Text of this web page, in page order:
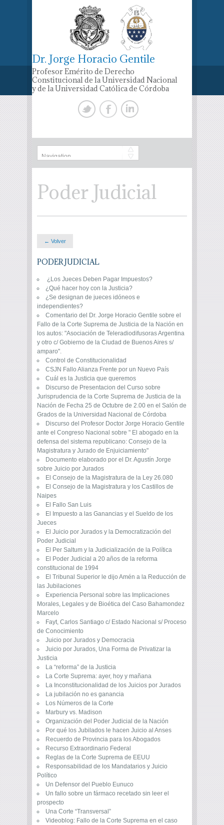
Dr. Jorge Horacio Gentile
Profesor Emérito de Derecho
Constitucional de la Universidad Nacional
y de la Universidad Católica de Córdoba
Poder Judicial
← Volver
PODER JUDICIAL
¿Los Jueces Deben Pagar Impuestos?
¿Qué hacer hoy con la Justicia?
¿Se designan de jueces idóneos e
independientes?
Comentario del Dr. Jorge Horacio Gentile sobre el
Fallo de la Corte Suprema de Justicia de la Nación en
los autos: "Asociación de Teleradiodifusoras Argentina
y otro c/ Gobierno de la Ciudad de Buenos Aires s/
amparo".
Control de Constitucionalidad
CSJN Fallo Alianza Frente por un Nuevo País
Cuál es la Justicia que queremos
Discurso de Presentacion del Curso sobre
Jurisprudencia de la Corte Suprema de Justicia de la
Nación de Fecha 25 de Octubre de 2.00 en el Salón de
Grados de la Universidad Nacional de Córdoba
Discurso del Profesor Doctor Jorge Horacio Gentile
ante el Congreso Nacional sobre " El abogado en la
defensa del sistema republicano: Consejo de la
Magistratura y Jurado de Enjuiciamiento"
Documento elaborado por el Dr. Agustín Jorge
sobre Juicio por Jurados
El Consejo de la Magistratura de la Ley 26.080
El Consejo de la Magistratura y los Castillos de
Naipes
El Fallo San Luis
El Impuesto a las Ganancias y el Sueldo de los
Jueces
El Juicio por Jurados y la Democratización del
Poder Judicial
El Per Saltum y la Judicialización de la Política
El Poder Judicial a 20 años de la reforma
constitucional de 1994
El Tribunal Superior le dijo Amén a la Reducción de
las Jubilaciones
Experiencia Personal sobre las Implicaciones
Morales, Legales y de Bioética del Caso Bahamondez
Marcelo
Fayt, Carlos Santiago c/ Estado Nacional s/ Proceso
de Conocimiento
Juicio por Jurados y Democracia
Juicio por Jurados, Una Forma de Privatizar la
Justicia
La “reforma” de la Justicia
La Corte Suprema: ayer, hoy y mañana
La Inconstitucionalidad de los Juicios por Jurados
La jubilación no es ganancia
Los Números de la Corte
Marbury vs. Madison
Organización del Poder Judicial de la Nación
Por qué los Jubilados le hacen Juicio al Anses
Recuerdo de Provincia para los Abogados
Recurso Extraordinario Federal
Reglas de la Corte Suprema de EEUU
Responsabilidad de los Mandatarios y Juicio
Político
Un Defensor del Pueblo Eunuco
Un fallo sobre un fármaco recetado sin leer el
prospecto
Una Corte “Transversal”
Videoblog: Fallo de la Corte Suprema en el caso